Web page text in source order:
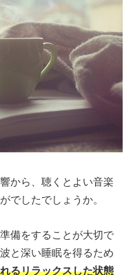
から、聴くとよい音楽
でしたでしょうか。
備をすることが大切で
と深い睡眠を得るため
るリラックスした状態